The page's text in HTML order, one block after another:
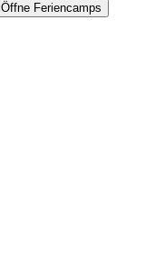
Öffne Feriencamps